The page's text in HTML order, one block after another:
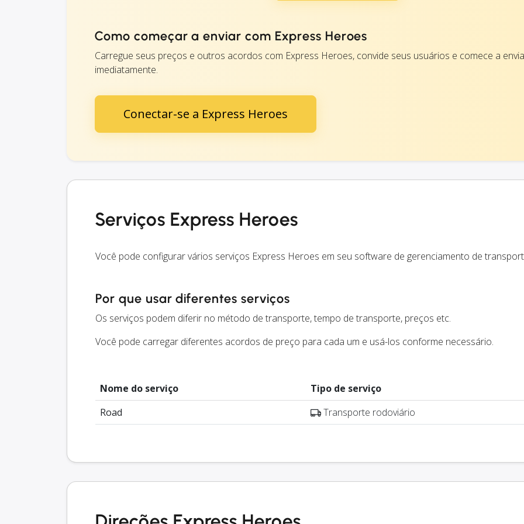
Como começar a enviar com Express Heroes
Carregue seus preços e outros acordos com Express Heroes, convide seus usuários e comece a
imediatamente.
Conectar-se a Express Heroes
Serviços Express Heroes
Você pode configurar vários serviços Express Heroes em seu software de gerenciamento de
Por que usar diferentes serviços
Os serviços podem diferir no método de transporte, tempo de transporte, preços etc.
Você pode carregar diferentes acordos de preço para cada um e usá-los conforme necessário.
Nome do serviço
Tipo de serviço
Road
Transporte rodoviário